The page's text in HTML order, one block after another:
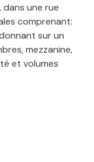
dans une rue
comprenant:
sur un
mezzanine,
et volumes